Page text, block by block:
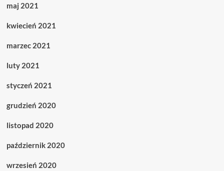
maj 2021
kwiecień 2021
marzec 2021
luty 2021
styczeń 2021
grudzień 2020
listopad 2020
październik 2020
wrzesień 2020